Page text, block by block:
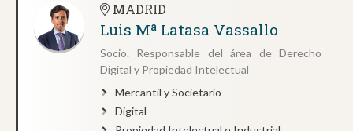
MADRID
Luis Mª Latasa Vassallo
Socio. Responsable del área de Derecho
Digital y Propiedad Intelectual
Mercantil y Societario
Digital